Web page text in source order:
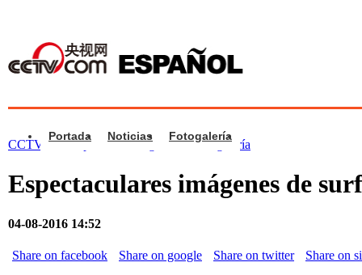
Portada Noticias Fotogalería
CCTV.com Español > Fotogalería>Fotogalería
Espectaculares imágenes de
04-08-2016 14:52
Share on facebook Share on google Share on twitter Share on